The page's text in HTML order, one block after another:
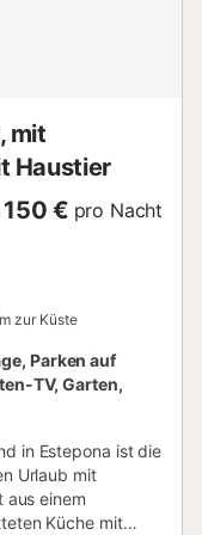
mit
Haustier
150 € pro Nacht
zur Küste
Parken auf
TV, Garten,
in Estepona ist die
Urlaub mit
aus einem
Küche mit